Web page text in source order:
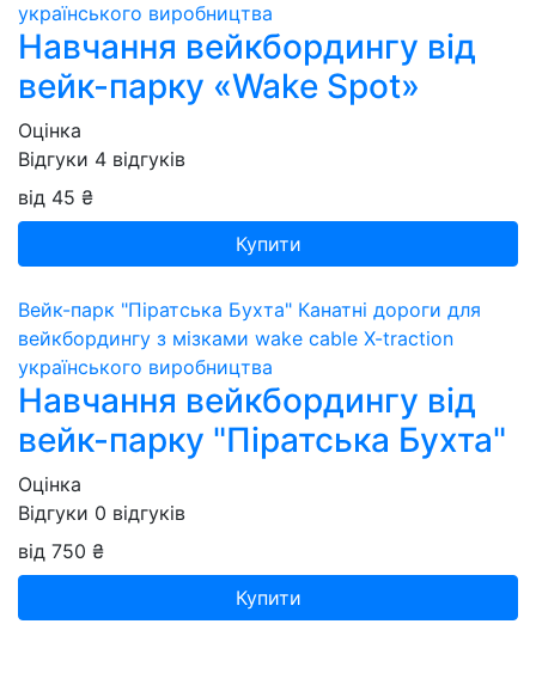
українського виробництва
Навчання вейкбордингу від
вейк-парку «Wake Spot»
Оцінка
Відгуки 4 відгуків
від 45 ₴
Купити
Вейк-парк "Піратська Бухта" Канатні дороги для
вейкбордингу з мізками wake cable X-traction
українського виробництва
Навчання вейкбордингу від
вейк-парку "Піратська Бухта"
Оцінка
Відгуки 0 відгуків
від 750 ₴
Купити